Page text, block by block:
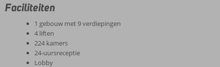
Faciliteiten
1 gebouw met 9 verdiepingen
4 liften
224 kamers
24-uursreceptie
Lobby